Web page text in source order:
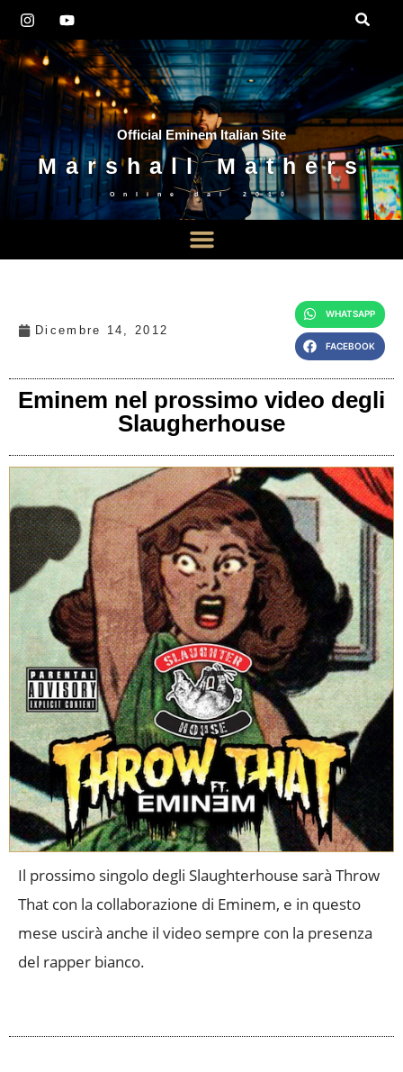
Official Eminem Italian Site
Marshall Mathers
Online dal 2010
Dicembre 14, 2012
WHATSAPP
FACEBOOK
Eminem nel prossimo video degli
Slaugherhouse
Il prossimo singolo degli Slaughterhouse sarà Throw
That con la collaborazione di Eminem, e in questo
mese uscirà anche il video sempre con la presenza
del rapper bianco.